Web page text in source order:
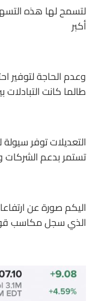
لتسمح لها هذه
أكبر
وعدم الحاجة لتوفير
طالما كانت
التعديلات توفر
تستمر بدعم الشركات
اليكم صورة عن
الذي سجل مكاسب